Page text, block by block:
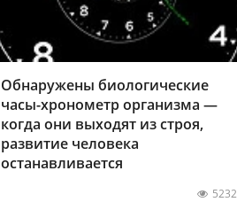
Обнаружены биологические
часы-хронометр организма —
когда они выходят из строя,
развитие человека
останавливается
5232